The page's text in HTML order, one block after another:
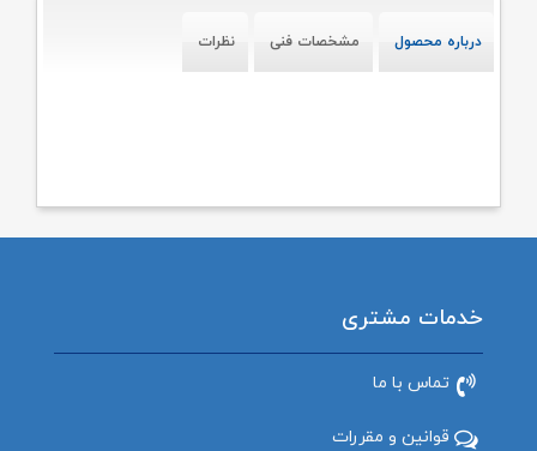
درباره محصول مشخصات فنی نظرات
خدمات مشتری
تماس با ما
قوانین و مقررات